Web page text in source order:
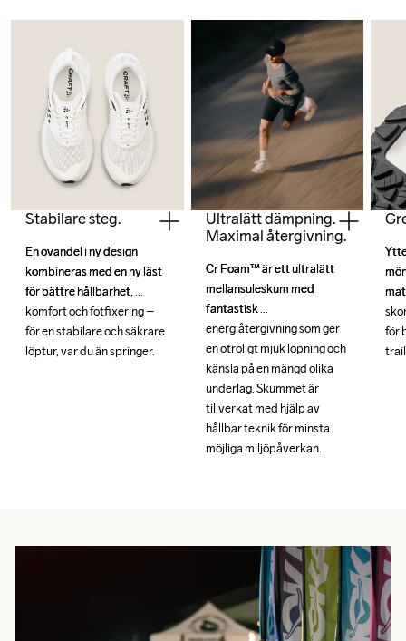
Stabilare steg.
En ovandel i ny design
kombineras med en ny läst
för bättre hållbarhet,
komfort och fotfixering –
för en stabilare och säkrare
löptur, var du än springer.
En ovandel i ny design
kombineras med en ny läst
för bättre hållbarhet,
komfort och fotfixering –
för en stabilare och säkrare
löptur, var du än springer.
Ultralätt dämpning.
Maximal återgivning.
Cr Foam™ är ett ultralätt
mellansuleskum med
fantastisk
energiåtergivning som ger
en otroligt mjuk löpning och
känsla på en mängd olika
underlag. Skummet är
tillverkat med hjälp av
hållbar teknik för minsta
möjliga miljöpåverkan.
Cr Foam™ är ett ultralätt
mellansuleskum med
fantastisk
energiåtergivning som ger
en otroligt mjuk löpning och
känsla på en mängd olika
underlag. Skummet är
tillverkat med hjälp av
hållbar teknik för minsta
möjliga miljöpåverkan.
för
för